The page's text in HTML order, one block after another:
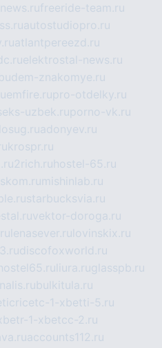
freeride-team.ru
autostudiopro.ru
atlantpereezd.ru
elektrostal-news.ru
budem-znakomye.ru
emfire.rupro-otdelky.ru
uzbek.ruporno-vk.ru
adonyev.ru
krospr.ru
2rich.ru hostel-65.ru
mishinlab.ru
starbucksvia.ru
vektor-doroga.ru
lenasever.ru lovinskix.ru
discofoxworld.ru
hostel65.ru liura.ruglasspb.ru
bulkitula.ru
1-xbetti-5.ru
1-xbetcc-2.ru
accounts112.ru